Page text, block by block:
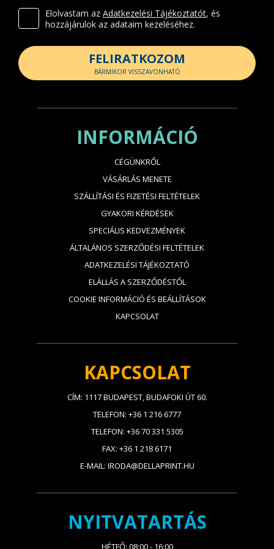
Elolvastam az Adatkezelési Tájékoztatót, és
hozzájárulok az adataim kezeléséhez.
FELIRATKOZOM
BÁRMIKOR VISSZAVONHATÓ
INFORMÁCIÓ
CÉGÜNKRŐL
VÁSÁRLÁS MENETE
SZÁLLÍTÁSI ÉS FIZETÉSI FELTÉTELEK
GYAKORI KÉRDÉSEK
SPECIÁLIS KEDVEZMÉNYEK
ÁLTALÁNOS SZERZŐDÉSI FELTÉTELEK
ADATKEZELÉSI TÁJÉKOZTATÓ
ELÁLLÁS A SZERZŐDÉSTŐL
COOKIE INFORMÁCIÓ ÉS BEÁLLÍTÁSOK
KAPCSOLAT
KAPCSOLAT
CÍM: 1117 BUDAPEST, BUDAFOKI ÚT 60.
TELEFON: +36 1 216 6777
TELEFON: +36 70 331 5305
FAX: +36 1 218 6171
E-MAIL: IRODA@DELLAPRINT.HU
NYITVATARTÁS
HÉTFŐ: 08:00 - 16:00